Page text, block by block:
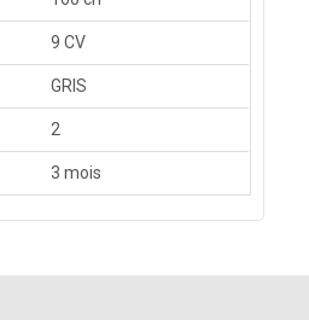
9 CV
GRIS
2
3 mois